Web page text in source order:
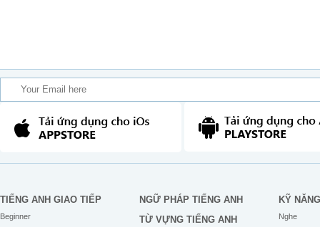
TIẾNG ANH GIAO TIẾP
Beginner
NGỮ PHÁP TIẾNG ANH
TỪ VỰNG TIẾNG ANH
KỸ NĂNG
Nghe